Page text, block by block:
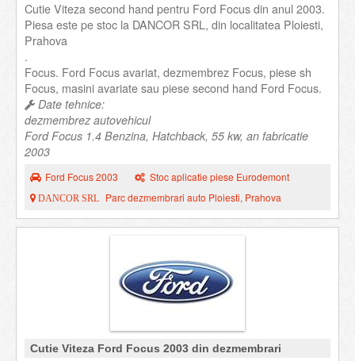
Cutie Viteza second hand pentru Ford Focus din anul 2003.
Piesa este pe stoc la DANCOR SRL, din localitatea Ploiesti,
Prahova
.
Focus. Ford Focus avariat, dezmembrez Focus, piese sh
Focus, masini avariate sau piese second hand Ford Focus.
Date tehnice:
dezmembrez autovehicul
Ford Focus 1.4 Benzina, Hatchback, 55 kw, an fabricatie
2003
Ford Focus 2003 Stoc aplicatie piese Eurodemont
DANCOR SRL Parc dezmembrari auto Ploiesti, Prahova
Cutie Viteza Ford Focus 2003 din dezmembrari